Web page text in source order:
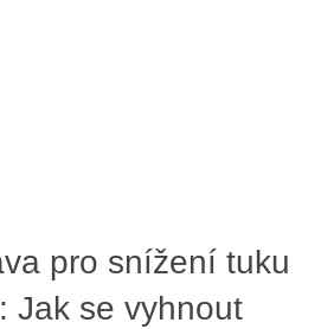
pro snížení⁢ tuku
Jak se ⁢vyhnout